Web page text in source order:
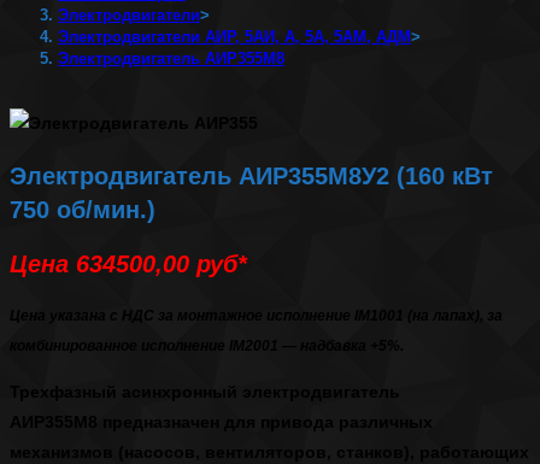
Электродвигатели>
Электродвигатели АИР, 5АИ, А, 5А, 5АМ, АДМ>
Электродвигатель АИР355М8
Электродвигатель АИР355М8У2 (160 кВт
750 об/мин.)
Цена 634500,00 руб*
Цена указана с НДС за монтажное исполнение IM1001 (на лапах), за
комбинированное исполнение IM2001 — надбавка +5%.
Трехфазный асинхронный
электродвигатель
предназначен для привода различных
механизмов (насосов, вентиляторов, станков), работающих